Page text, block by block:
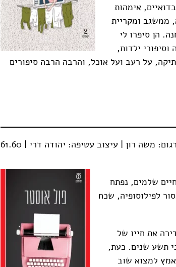
אימהות
ממשגב ומקריית
הן סיפרו לי
וסיפורי ילדות,
על רעב ועל אוכל, והרבה הרבה סיפורים
באומגרטנר | פול אוסטר | הוצאת עם עובד | תרגום: משה רון | עיצוב עטיפה: יהודה דרי | 61.60
שלמים, נפתח
לפילוסופיה, שכח
את חייו של
תשע שנים. כעת,
למצוא שוב